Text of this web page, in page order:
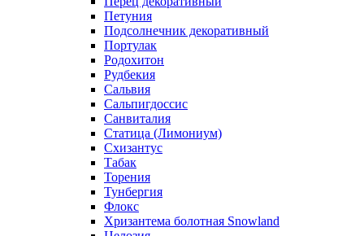
Петуния
Подсолнечник декоративный
Портулак
Родохитон
Рудбекия
Сальвия
Сальпигдоссис
Санвиталия
Статица (Лимониум)
Схизантус
Табак
Торения
Тунбергия
Флокс
Хризантема болотная Snowland